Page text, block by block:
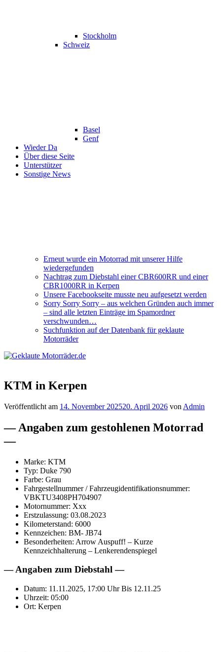
Stockholm
Schweiz
Basel
Genf
Wieder Da
Über diese Seite
Unterstützer
Sonstige News
Erneut wurde ein Motorrad mit unserer Hilfe
wiedergefunden
Nachtrag zum Diebstahl einer CBR600RR und einer
CBR1000RR in Kerpen
Unsere Facebookseite musste neu aufgesetzt werden
Sorry Sorry Sorry – aus welchen Gründen auch immer
– sind alle letzten Einträge im Spamordner
verschwunden…
Suchfunktion auf der Datenbank für geklaute
Motorräder
KTM in Kerpen
Veröffentlicht am 14. November 202520. April 2026 von Admin
— Angaben zum gestohlenen Motorrad
—
Marke: KTM
Typ: Duke 790
Farbe: Grau
Fahrgestellnummer / Fahrzeugidentifikationsnummer:
VBKTU3408PH704907
Motornummer: Xxx
Erstzulassung: 03.08.2023
Kilometerstand: 6000
Kennzeichen: BM- JB74
Besonderheiten: Arrow Auspuff! – Kurze
Kennzeichhalterung – Lenkerendenspiegel
— Angaben zum Diebstahl —
Datum: 11.11.2025, 17:00 Uhr Bis 12.11.25
Uhrzeit: 05:00
Ort: Kerpen